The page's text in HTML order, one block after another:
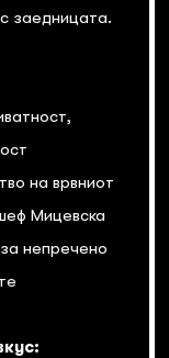
заедницата.
на врвниот
Мицевска
непречено